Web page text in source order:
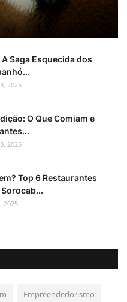
Saga Esquecida dos
2025
O Que Comiam e
2025
Top 6 Restaurantes
2025
Empreendedorismo